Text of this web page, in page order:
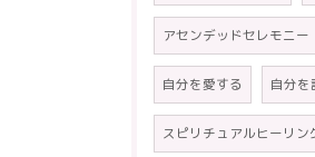
アセンデッドセレモニー
自分を愛する 自分を
スピリチュアルヒーリン